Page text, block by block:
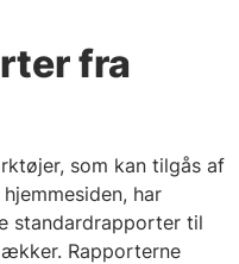
fra
som kan tilgås af
har
standardrapporter til
Rapporterne